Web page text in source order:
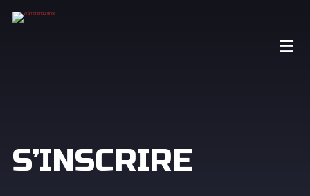
S’INSCRIRE